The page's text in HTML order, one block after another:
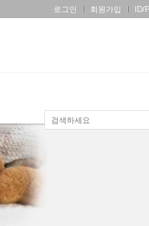
로그인
회원가입 ID/